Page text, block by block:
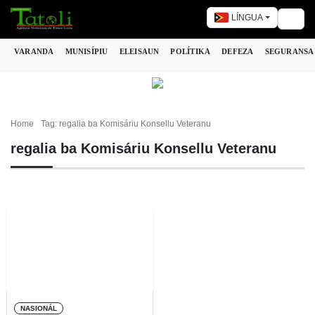
LÍNGUA
VARANDA MUNISÍPIU ELEISAUN POLÍTIKA DEFEZA SEGURANSA
Home Tag: regalia ba Komisáriu Konsellu Veteranu
regalia ba Komisáriu Konsellu Veteranu
NASIONÁL